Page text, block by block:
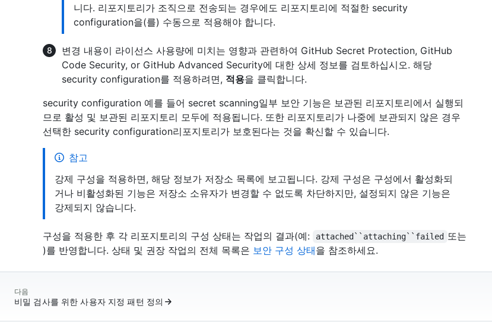
니다. 리포지토리가 조직으로 전송되는 경우에도 리포지토리에 적절한 security
configuration을(를) 수동으로 적용해야 합니다.
변경 내용이 라이선스 사용량에 미치는 영향과 관련하여 GitHub Secret Protection, GitHub
Code Security, or GitHub Advanced Security에 대한 상세 정보를 검토하십시오. 해당
security configuration를 적용하려면, 적용을 클릭합니다.
security configuration 예를 들어 secret scanning일부 보안 기능은 보관된 리포지토리에서 실행되
므로 활성 및 보관된 리포지토리 모두에 적용됩니다. 또한 리포지토리가 나중에 보관되지 않은 경우
선택한 security configuration리포지토리가 보호된다는 것을 확신할 수 있습니다.
참고
강제 구성을 적용하면, 해당 정보가 저장소 목록에 보고됩니다. 강제 구성은 구성에서 활성화되
거나 비활성화된 기능은 저장소 소유자가 변경할 수 없도록 차단하지만, 설정되지 않은 기능은
강제되지 않습니다.
구성을 적용한 후 각 리포지토리의 구성 상태는 작업의 결과(예: attached``attaching``failed
또는
)를 반영합니다. 상태 및 권장 작업의 전체 목록은 보안 구성 상태을 참조하세요.
다음
비밀 검사를 위한 사용자 지정 패턴 정의